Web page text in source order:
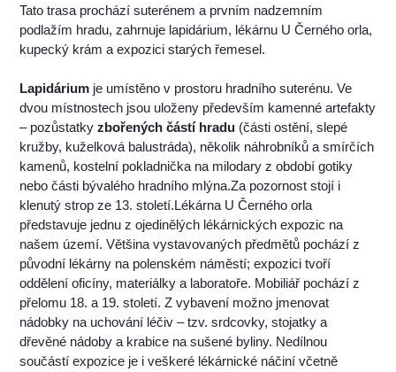
Tato trasa prochází suterénem a prvním nadzemním
podlažím hradu, zahrnuje lapidárium, lékárnu U Černého orla,
kupecký krám a expozici starých řemesel.
Lapidárium je umístěno v prostoru hradního suterénu. Ve
dvou místnostech jsou uloženy především kamenné artefakty
– pozůstatkyzbořených částí hradu (části ostění, slepé
kružby, kuželková balustráda), několik náhrobníků a smírčích
kamenů, kostelní pokladnička na milodary z období gotiky
nebo části bývalého hradního mlýna.Za pozornost stojí i
klenutý strop ze 13. století.Lékárna U Černého orla
představuje jednu z ojedinělých lékárnických expozic na
našem území. Většina vystavovaných předmětů pochází z
původní lékárny na polenském náměstí; expozici tvoří
oddělení oficíny, materiálky a laboratoře. Mobiliář pochází z
přelomu 18. a 19. století. Z vybavení možno jmenovat
nádobky na uchování léčiv – tzv. srdcovky, stojatky a
dřevěné nádoby a krabice na sušené byliny. Nedílnou
součástí expozice je i veškeré lékárnické náčiní včetně